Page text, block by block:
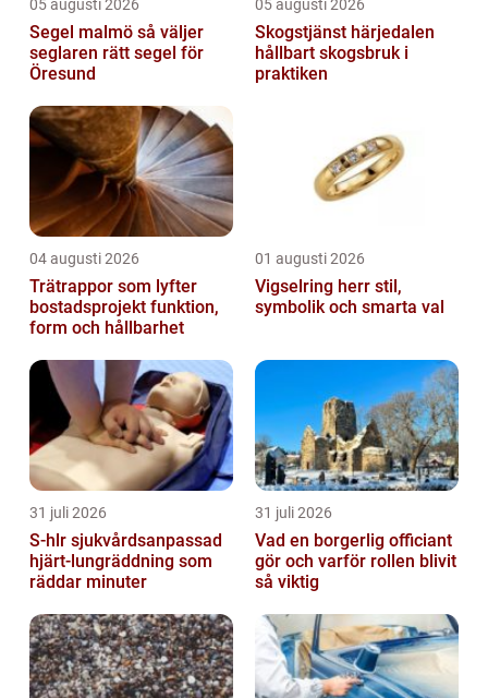
05 augusti 2026
Segel malmö så väljer
seglaren rätt segel för
Öresund
05 augusti 2026
Skogstjänst härjedalen
hållbart skogsbruk i
praktiken
04 augusti 2026
Trätrappor som lyfter
bostadsprojekt funktion,
form och hållbarhet
01 augusti 2026
Vigselring herr stil,
symbolik och smarta val
31 juli 2026
S-hlr sjukvårdsanpassad
hjärt-lungräddning som
räddar minuter
31 juli 2026
Vad en borgerlig officiant
gör och varför rollen blivit
så viktig